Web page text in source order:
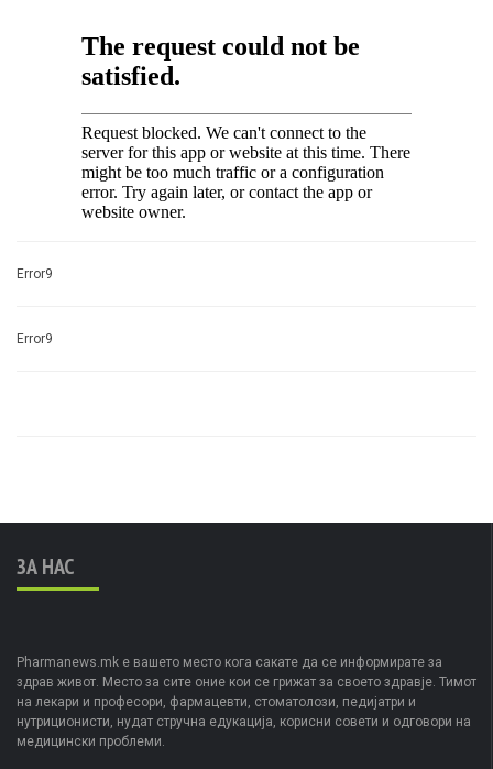
Error9
Error9
ЗА НАС
Pharmanews.mk е вашето место кога сакате да се информирате за
здрав живот. Место за сите оние кои се грижат за своето здравје. Тимот
на лекари и професори, фармацевти, стоматолози, педијатри и
нутриционисти, нудат стручна едукација, корисни совети и одговори на
медицински проблеми.